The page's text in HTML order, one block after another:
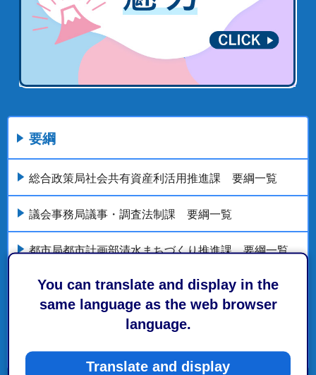
You can translate and display in the
same language as the web browser
language.
Translate and display
要綱
総合政策局社会共有資産利活用推進課 要綱一覧
議会事務局議事・調査法制課 要綱一覧
都市局都市計画部清水まちづくり推進課 要綱一覧
静岡市産業情報化推進活動事業費補助金交付要綱
経済局海洋政策部BX推進課 要綱一覧
もっとみる